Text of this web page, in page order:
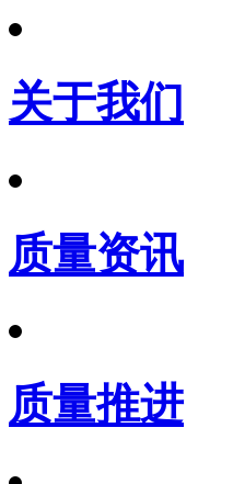
关于我们
质量资讯
质量推进